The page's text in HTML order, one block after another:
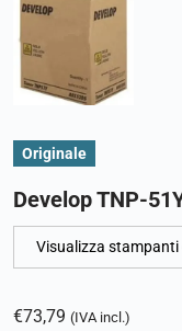
Originale
Develop TNP-
Visualizza
€73,79 (IVA incl.)